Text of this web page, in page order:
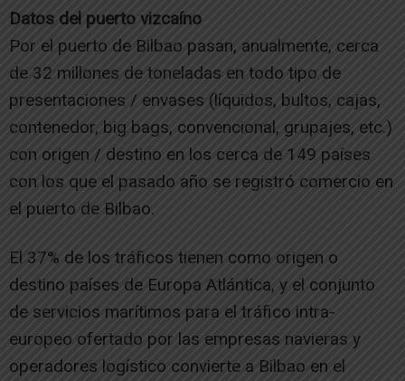
Datos del puerto vizcaíno
Por el puerto de Bilbao pasan, anualmente, cerca
de 32 millones de toneladas en todo tipo de
presentaciones / envases (líquidos, bultos, cajas,
contenedor, big bags, convencional, grupajes, etc.)
con origen / destino en los cerca de 149 países
con los que el pasado año se registró comercio en
el puerto de Bilbao.
El 37% de los tráficos tienen como origen o
destino países de Europa Atlántica, y el conjunto
de servicios marítimos para el tráfico intra-
europeo ofertado por las empresas navieras y
operadores logístico convierte a Bilbao en el